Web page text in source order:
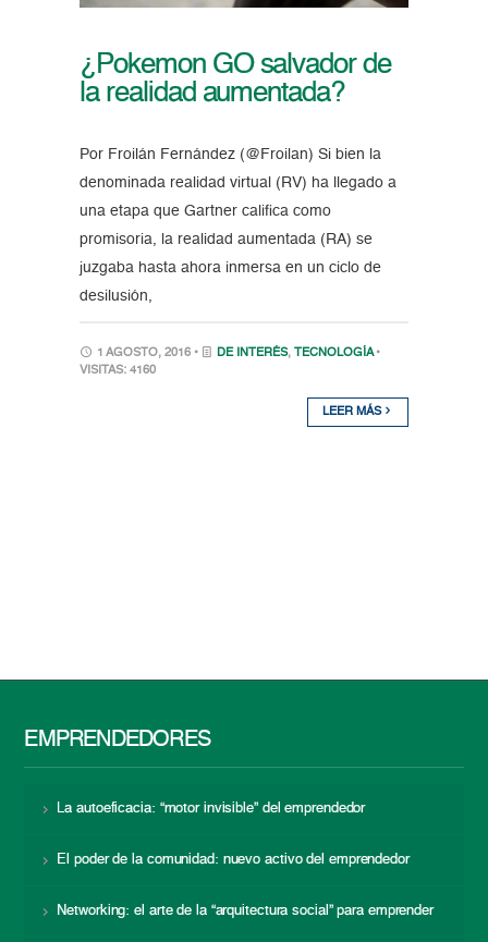
¿Pokemon GO salvador de
la realidad aumentada?
Por Froilán Fernández (@Froilan) Si bien la
denominada realidad virtual (RV) ha llegado a
una etapa que Gartner califica como
promisoria, la realidad aumentada (RA) se
juzgaba hasta ahora inmersa en un ciclo de
desilusión,
1 AGOSTO, 2016 • DE INTERÉS, TECNOLOGÍA •
VISITAS: 4160
LEER MÁS
EMPRENDEDORES
La autoeficacia: “motor invisible” del emprendedor
El poder de la comunidad: nuevo activo del emprendedor
Networking: el arte de la “arquitectura social” para emprender